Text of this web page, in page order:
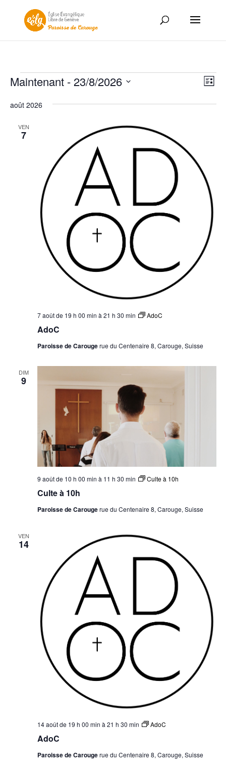
Évènements de
Liste
Maintenant - 23/8/2026
une
août 2026
VEN
7
AdoC
7 août de 19 h 00 min à 21 h 30 min AdoC
Paroisse de Carougerue du Centenaire 8, Carouge, Suisse
DIM
9
Culte à 10h
9 août de 10 h 00 min à 11 h 30 min Culte à 10h
Paroisse de Carougerue du Centenaire 8, Carouge, Suisse
VEN
14
AdoC
14 août de 19 h 00 min à 21 h 30 min AdoC
Paroisse de Carougerue du Centenaire 8, Carouge, Suisse